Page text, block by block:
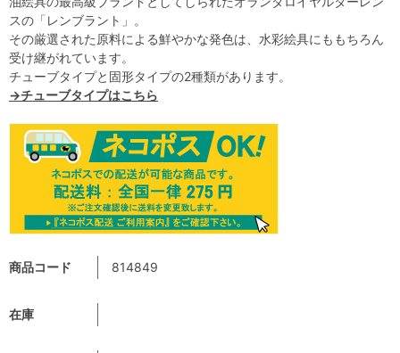
商品コード 814849
在庫
スの「レンブラント」。
その厳選された原料による鮮やかな発色は、水彩絵具にももちろん
受け継がれています。
チューブタイプと固形タイプの2種類があります。
→チューブタイプはこちら